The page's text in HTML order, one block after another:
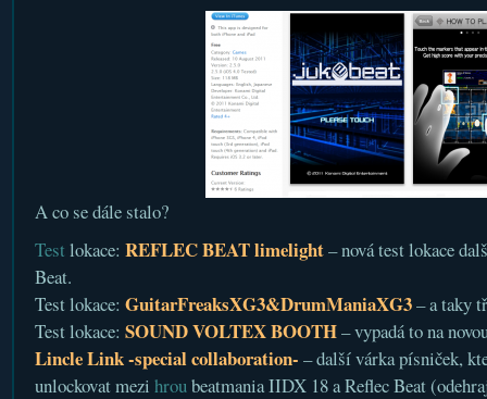
A co se dále stalo?
Test lokace: REFLEC BEAT limelight– nová test lokace
Beat.
Test lokace: GuitarFreaksXG3&DrumManiaXG3– a taky
Test lokace: SOUND VOLTEX BOOTH– vypadá to na
Lincle Link -special collaboration- – další várka písniček,
unlockovat mezi hroubeatmania IIDX 18 a Reflec Beat